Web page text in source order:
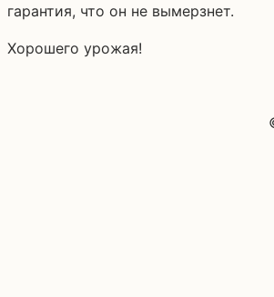
гарантия, что он не вымерзнет.
Хорошего урожая!